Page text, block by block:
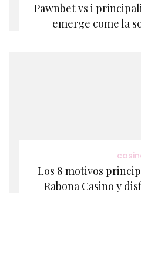
Pawnbet vs i
emerge come la
Los 8 motivos
Rabona Casino y